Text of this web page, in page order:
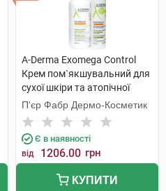
A-Derma Exomega Control
Крем пом`якшувальний для
сухої шкіри та атопічної
шкіри 400 мл + Гель-емолент
200 мл 1 набір
П'єр Фабр Дермо-Косметик
Є в наявності
від 1206.00 грн
КУПИТИ